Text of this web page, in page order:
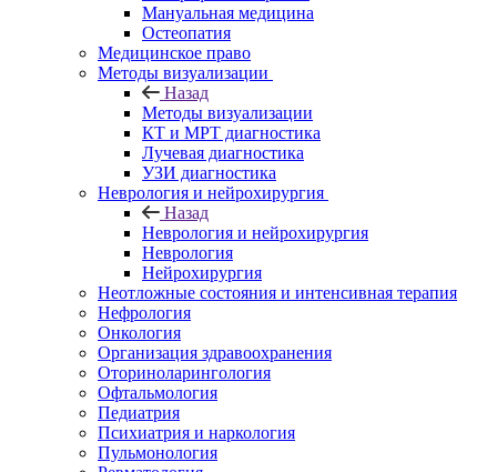
Мануальная медицина
Остеопатия
Медицинское право
Методы визуализации
Назад
Методы визуализации
КТ и МРТ диагностика
Лучевая диагностика
УЗИ диагностика
Неврология и нейрохирургия
Назад
Неврология и нейрохирургия
Неврология
Нейрохирургия
Неотложные состояния и интенсивная терапия
Нефрология
Онкология
Организация здравоохранения
Оториноларингология
Офтальмология
Педиатрия
Психиатрия и наркология
Пульмонология